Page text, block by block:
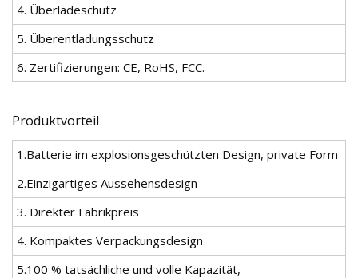
4. Überladeschutz
5. Überentladungsschutz
6. Zertifizierungen: CE, RoHS, FCC.
Produktvorteil
1.Batterie im explosionsgeschützten Design, private Form
2.Einzigartiges Aussehensdesign
3. Direkter Fabrikpreis
4. Kompaktes Verpackungsdesign
5.100 % tatsächliche und volle Kapazität,